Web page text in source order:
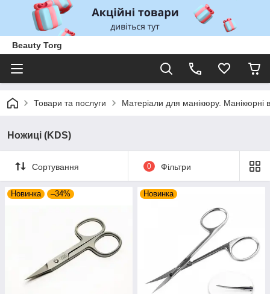
Beauty Torg
Товари та послуги Матеріали для манікюру. Манікюрні
Ножиці (KDS)
Сортування 0 Фільтри
Новинка –34% Новинка